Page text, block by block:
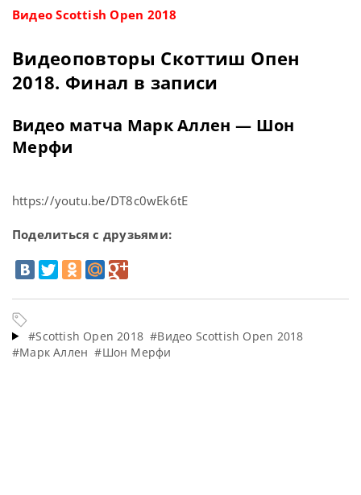
Видео Scottish Open 2018
Видеоповторы Скоттиш Опен
2018. Финал в записи
Видео матча Марк Аллен — Шон
Мерфи
https://youtu.be/DT8c0wEk6tE
Поделиться с друзьями:
#Scottish Open 2018 #Видео Scottish Open 2018
#Марк Аллен #Шон Мерфи